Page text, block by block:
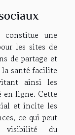
constitue une
les sites de
de partage et
la santé facilite
ainsi les
en ligne. Cette
et incite les
ce qui peut
visibilité du